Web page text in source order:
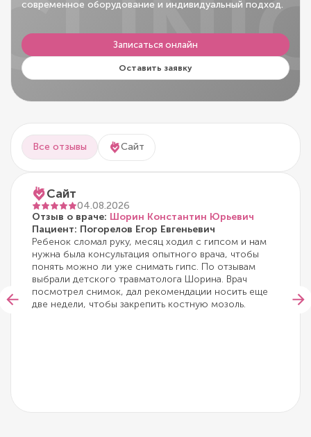
современное оборудование и индивидуальный подход.
Записаться онлайн
Оставить заявку
Все отзывы Сайт
Сайт
04.08.2026
Отзыв о враче: Шорин Константин Юрьевич
Пациент: Погорелов Егор Евгеньевич
Ребенок сломал руку, месяц ходил с гипсом и нам
нужна была консультация опытного врача, чтобы
понять можно ли уже снимать гипс. По отзывам
выбрали детского травматолога Шорина. Врач
посмотрел снимок, дал рекомендации носить еще
две недели, чтобы закрепить костную мозоль.